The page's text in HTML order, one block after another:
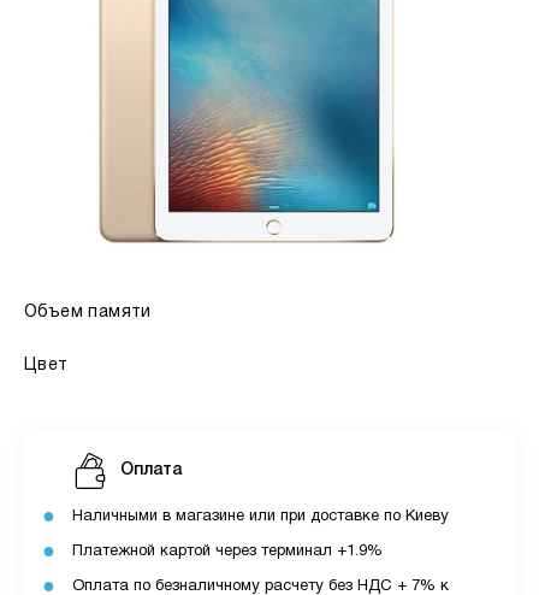
Объем памяти
Цвет
Оплата
Наличными в магазине или при доставке по Киеву
Платежной картой через терминал +1.9%
Оплата по безналичному расчету без НДС + 7% к